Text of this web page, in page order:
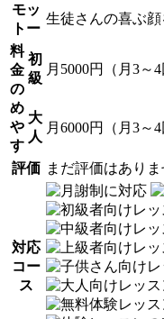
モッ
トー
生徒さんの喜ぶ
料
金
の
め
や
す
初
級
月5000円（月3～
大
人
月6000円（月3～
評価 まだ評価はあり
対応
コー
ス